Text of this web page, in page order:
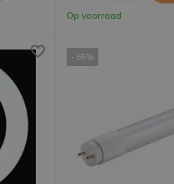
Op voorraad
- 65%